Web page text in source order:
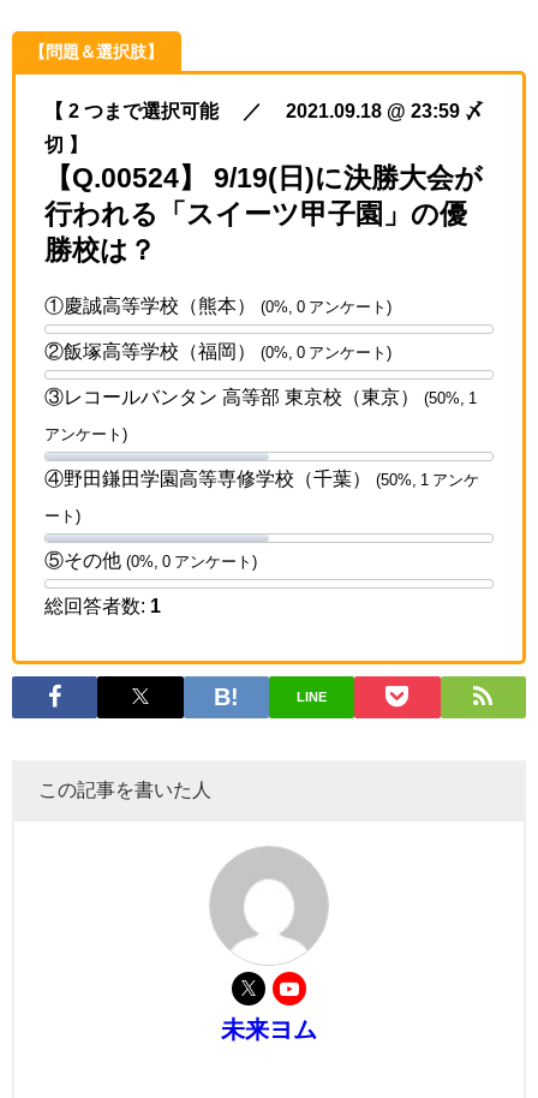
【問題＆選択肢】
【 2 つまで選択可能 ／ 2021.09.18 @ 23:59 〆
切 】
【Q.00524】 9/19(日)に決勝大会が
行われる「スイーツ甲子園」の優
勝校は？
①慶誠高等学校（熊本） (0%, 0 アンケート)
②飯塚高等学校（福岡） (0%, 0 アンケート)
③レコールバンタン 高等部 東京校（東京） (50%, 1
アンケート)
④野田鎌田学園高等専修学校（千葉） (50%, 1 アンケ
ート)
⑤その他 (0%, 0 アンケート)
総回答者数: 1
LINE
この記事を書いた人
未来ヨム